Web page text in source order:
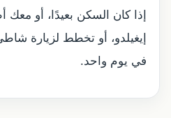
إذا كان السكن بعيدًا، أو معك
إيغيلدو، أو تخطط لزيارة شاطئ
في يوم واحد.